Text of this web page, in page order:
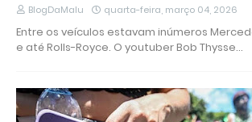
BlogDaMalu quarta-feira, março 04, 2026
Entre os veículos estavam inúmeros
e até Rolls-Royce. O youtuber Bob Thysse…